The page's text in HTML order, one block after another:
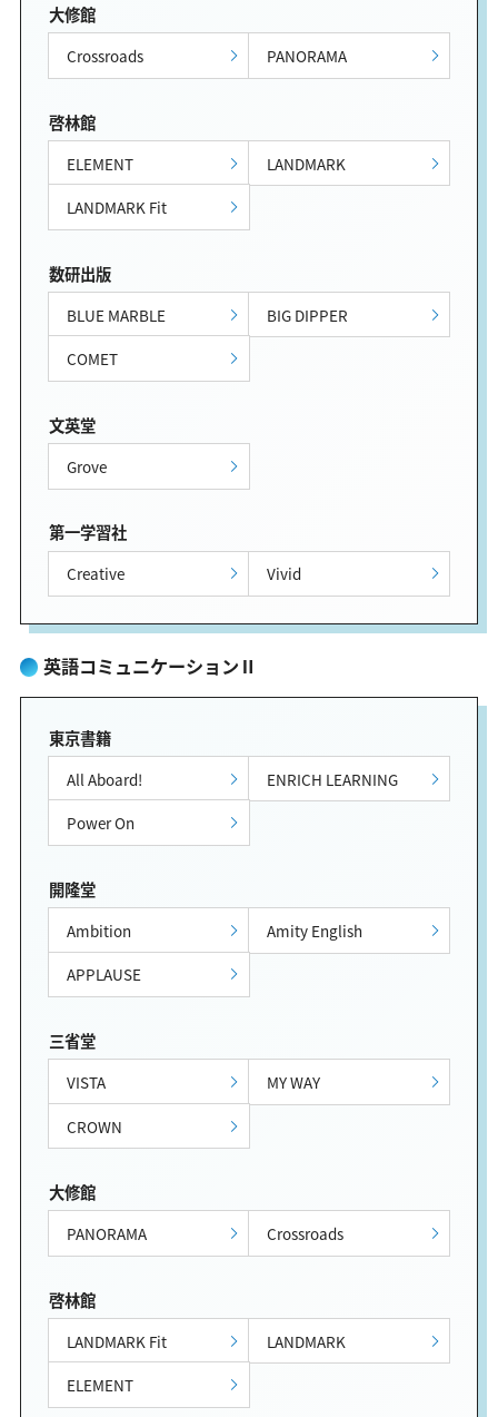
大修館
Crossroads PANORAMA
啓林館
ELEMENT
LANDMARK
LANDMARK Fit
数研出版
BLUE MARBLE
BIG DIPPER
COMET
文英堂
Grove
第一学習社
Creative Vivid
英語コミュニケーションⅡ
東京書籍
All Aboard!
ENRICH LEARNING
Power On
開隆堂
Ambition
Amity English
APPLAUSE
三省堂
VISTA
MY WAY
CROWN
大修館
PANORAMA Crossroads
啓林館
LANDMARK Fit
LANDMARK
ELEMENT